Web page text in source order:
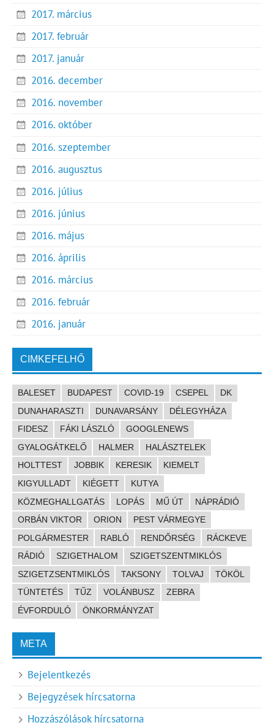
2017. március
2017. február
2017. január
2016. december
2016. november
2016. október
2016. szeptember
2016. augusztus
2016. július
2016. június
2016. május
2016. április
2016. március
2016. február
2016. január
CIMKEFELHŐ
BALESET BUDAPEST COVID-19 CSEPEL
DK
DUNAHARASZTI
DUNAVARSÁNY
DÉLEGYHÁZA
FIDESZ
FÁKI LÁSZLÓ
GOOGLENEWS
GYALOGÁTKELŐ
HALMER
HALÁSZTELEK
HOLTTEST
JOBBIK KERESIK
KIEMELT
KIGYULLADT
KIÉGETT
KUTYA
KÖZMEGHALLGATÁS
LOPÁS MŰ ÚT
NÁPRÁDIÓ
ORBÁN VIKTOR
ORION
PEST VÁRMEGYE
POLGÁRMESTER
RABLÓ RENDŐRSÉG
RÁCKEVE
RÁDIÓ
SZIGETHALOM
SZIGETSZENTMIKLÓS
SZIGETZSENTMIKLÓS
TAKSONY TOLVAJ
TÖKÖL
TÜNTETÉS
TŰZ VOLÁNBUSZ
ZEBRA
ÉVFORDULÓ
ÖNKORMÁNYZAT
META
Bejelentkezés
Bejegyzések hírcsatorna
Hozzászólások hírcsatorna